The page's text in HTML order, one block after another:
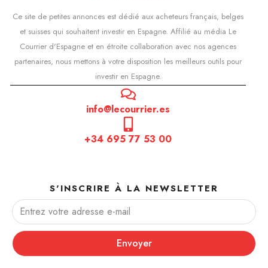
Ce site de petites annonces est dédié aux acheteurs français, belges
et suisses qui souhaitent investir en Espagne. Affilié au média Le
Courrier d'Espagne et en étroite collaboration avec nos agences
partenaires, nous mettons à votre disposition les meilleurs outils pour
investir en Espagne.
info@lecourrier.es
+34 695 77 53 00
S'INSCRIRE À LA NEWSLETTER
Envoyer